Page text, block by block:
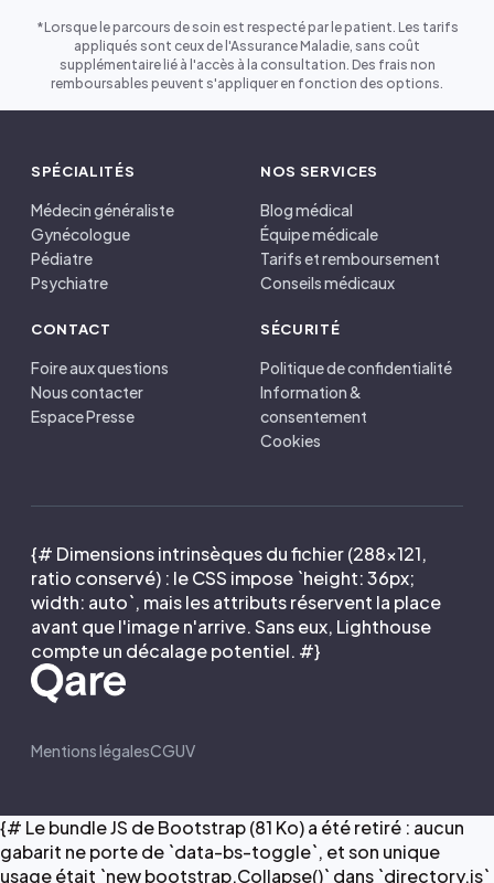
*Lorsque le parcours de soin est respecté par le patient. Les tarifs
appliqués sont ceux de l'Assurance Maladie, sans coût
supplémentaire lié à l'accès à la consultation. Des frais non
remboursables peuvent s'appliquer en fonction des options.
SPÉCIALITÉS
Médecin généraliste
Gynécologue
Pédiatre
Psychiatre
NOS SERVICES
Blog médical
Équipe médicale
Tarifs et remboursement
Conseils médicaux
CONTACT
Foire aux questions
Nous contacter
Espace Presse
SÉCURITÉ
Politique de confidentialité
Information &
consentement
Cookies
{# Dimensions intrinsèques du fichier (288×121,
ratio conservé) : le CSS impose `height: 36px;
width: auto`, mais les attributs réservent la place
avant que l'image n'arrive. Sans eux, Lighthouse
compte un décalage potentiel. #}
Mentions légalesCGUV
{# Le bundle JS de Bootstrap (81 Ko) a été retiré : aucun
gabarit ne porte de `data-bs-toggle`, et son unique
usage était `new bootstrap.Collapse()` dans `directory.js`